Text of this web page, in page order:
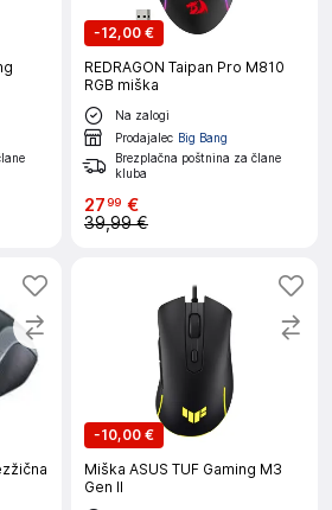
-12,00 €
REDRAGON Taipan Pro M810
RGB miška
Na zalogi
Prodajalec Big Bang
Brezplačna poštnina za člane
kluba
2799 €
39,99 €
-10,00 €
Miška ASUS TUF Gaming M3
Gen II